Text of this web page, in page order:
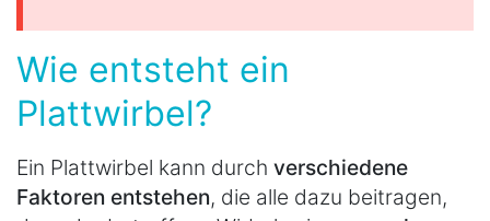
Wie entsteht ein
Plattwirbel?
Ein Plattwirbel kann durch verschiedene
Faktoren entstehen, die alle dazu beitragen,